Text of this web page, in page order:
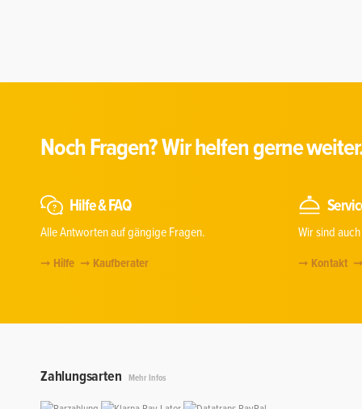
Noch Fragen? Wir helfen gerne
Hilfe & FAQ
Alle Antworten auf gängige Fragen.
Hilfe
Kaufberater
Wir sind
Kontakt
Zahlungsarten Mehr Infos